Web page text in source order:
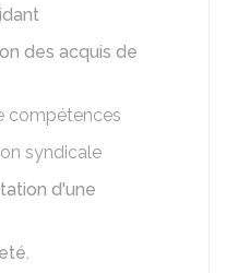
des acquis de
compétences
syndicale
d'une